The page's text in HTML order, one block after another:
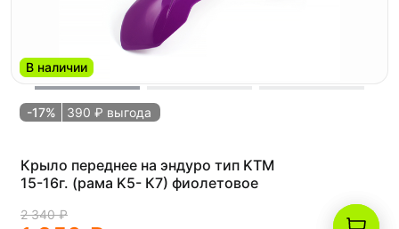
В наличии
-17% 390 ₽ выгода
Крыло переднее на эндуро тип KTM
15-16г. (рама K5- К7) фиолетовое
2 340 ₽